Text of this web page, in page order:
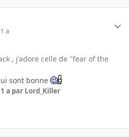
a
, j'adore celle de "fear of the
sont bonne
a par Lord_Killer